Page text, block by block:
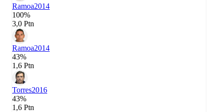
Ramoa2014
100%
3,0 Ptn
Ramoa2014
43%
1,6 Ptn
Torres2016
43%
1,6 Ptn